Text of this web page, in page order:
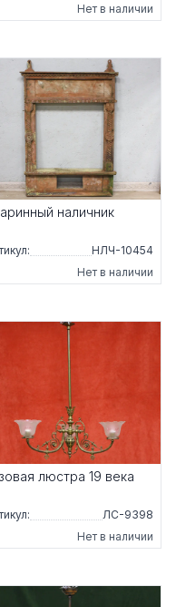
Нет в наличии
наличник
НЛЧ-10454
Нет в наличии
люстра 19 века
ЛС-9398
Нет в наличии